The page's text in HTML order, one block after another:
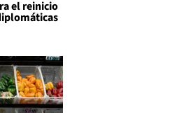
el reinicio